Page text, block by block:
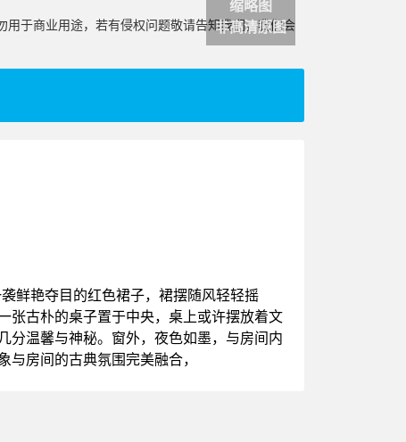
缩略图
非高清原图
于商业用途，若有侵权问题敬请告知我们，我们会
鲜艳夺目的红色裙子，裙摆随风轻轻摇
张古朴的桌子置于中央，桌上或许摆放着文
分温馨与神秘。窗外，夜色如墨，与房间内
房间的古典氛围完美融合，